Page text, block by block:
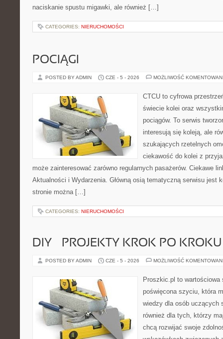
naciskanie spustu migawki, ale również […]
CATEGORIES: NIERUCHOMOŚCI
POCIĄGI
POSTED BY ADMIN CZE - 5 - 2026 MOŻLIWOŚĆ
CTCU to cyfrowa
świecie kolei oraz
pociągów. To serwis
interesują się koleją, ale
szukających rzetelnych
ciekawość do kolei z
może zainteresować zarówno regularnych pasażerów. Ciekawe
Aktualności i Wydarzenia. Główną osią tematyczną serwisu jest
stronie można […]
CATEGORIES: NIERUCHOMOŚCI
DIY – PROJEKTY KROK PO KROKU
POSTED BY ADMIN CZE - 5 - 2026 MOŻLIWOŚĆ
Proszkic.pl to wartościowa
poświęcona szyciu, która
wiedzy dla osób uczących
również dla tych, którzy
chcą rozwijać swoje